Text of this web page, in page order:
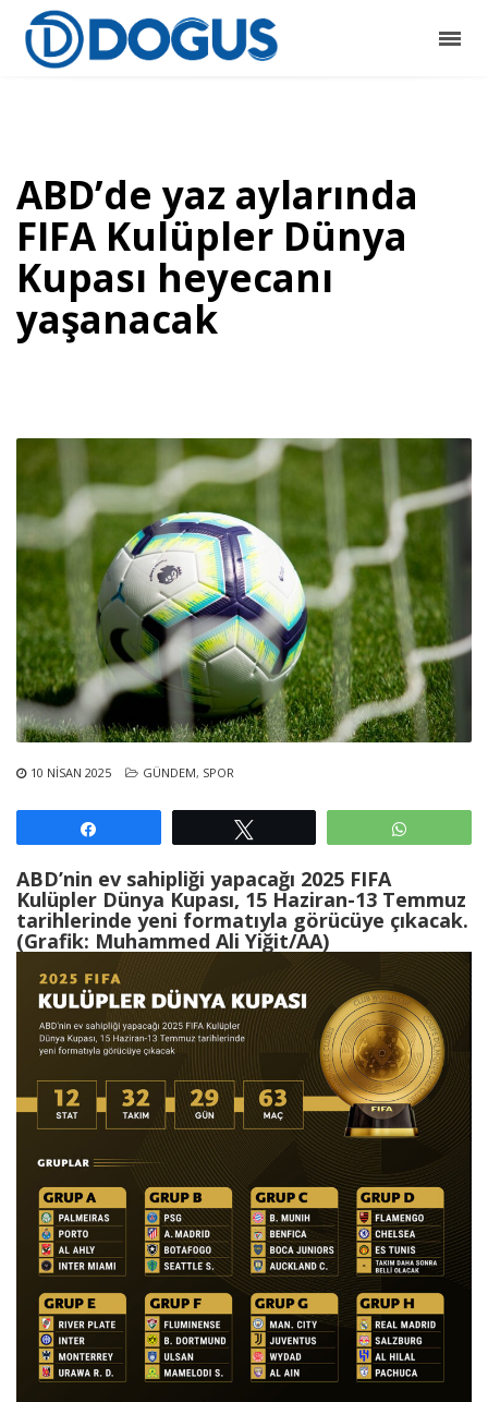
ABD’de yaz aylarında
FIFA Kulüpler Dünya
Kupası heyecanı
yaşanacak
10 NISAN 2025 GÜNDEM, SPOR
ABD’nin ev sahipliği yapacağı 2025 FIFA
Kulüpler Dünya Kupası, 15 Haziran-13 Temmuz
tarihlerinde yeni formatıyla görücüye çıkacak.
(Grafik: Muhammed Ali Yiğit/AA)